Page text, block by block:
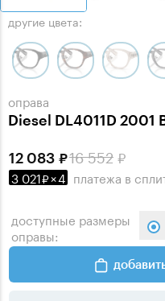
оправа
Diesel DL4011D 2001
другие цвета:
16 552
12 083
3 021 ×4 платежа в
доступные размеры
оправы: